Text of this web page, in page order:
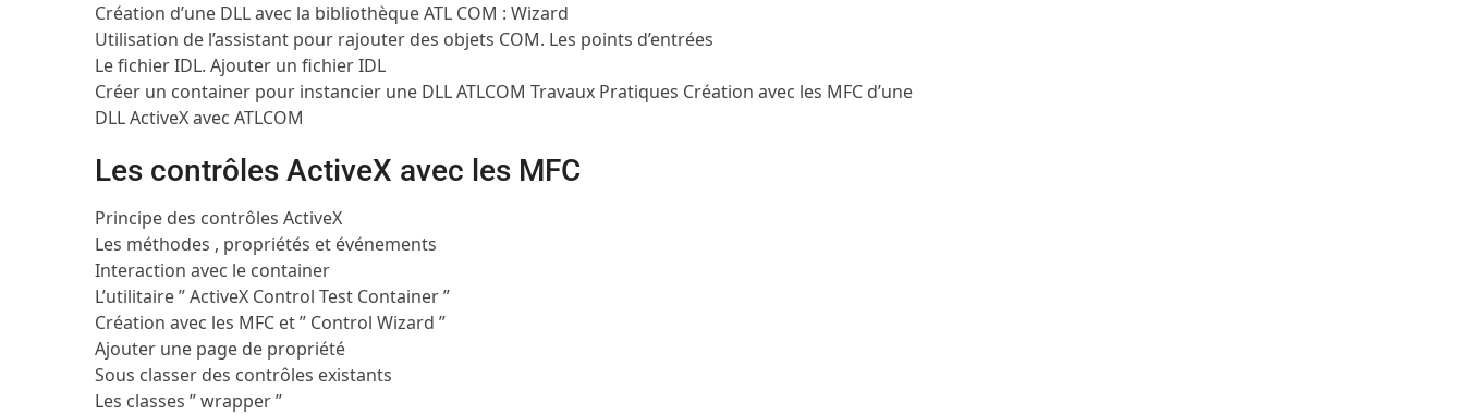
Création d’une DLL avec la bibliothèque ATL COM : Wizard
Utilisation de l’assistant pour rajouter des objets COM. Les points d’entrées
Le fichier IDL. Ajouter un fichier IDL
Créer un container pour instancier une DLL ATLCOMTravaux Pratiques Création avec les MFC d’une
DLL ActiveX avec ATLCOM
Les contrôles ActiveX avec les MFC
Principe des contrôles ActiveX
Les méthodes , propriétés et événements
Interaction avec le container
L’utilitaire ” ActiveX Control Test Container ”
Création avec les MFC et ” Control Wizard ”
Ajouter une page de propriété
Sous classer des contrôles existants
Les classes ” wrapper ”